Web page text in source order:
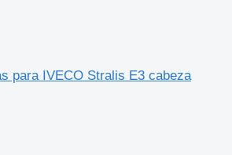
para IVECO Stralis E3 cabeza